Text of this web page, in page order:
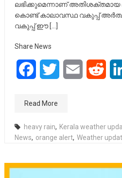
ലഭിക്കുമെന്നാണ് അതിശക്തമായ
കൊണ്ട് കാലാവസ്ഥ വകുപ്പ്
വകുപ്പ് ഈ […]
Share News
FacebookTwitter Email
Read More
heavy rain, Kerala weather
News, orange alert, Weather